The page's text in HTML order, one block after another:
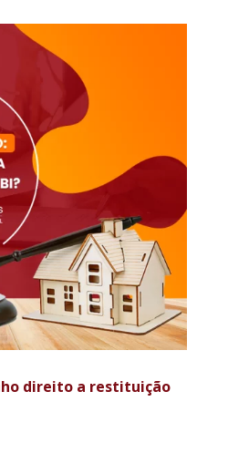
direito a restituição